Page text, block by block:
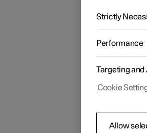
Strictly
Performance
Targeting and
Cookie
Allow